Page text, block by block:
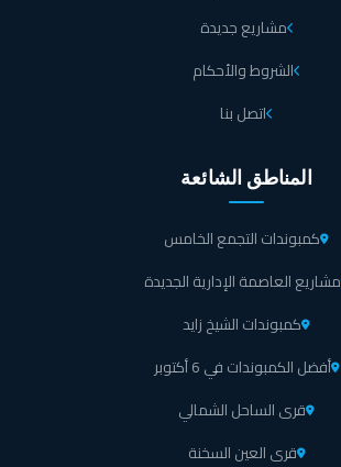
مشاريع جديدة
الشروط والأحكام
اتصل بنا
المناطق الشائعة
كمبوندات التجمع الخامس
مشاريع العاصمة الإدارية الجديدة
كمبوندات الشيخ زايد
أفضل الكمبوندات في 6 أكتوبر
قرى الساحل الشمالي
قرى العين السخنة